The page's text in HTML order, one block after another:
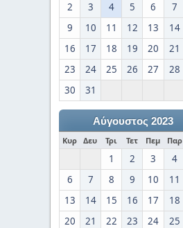
2
3 4 5 6 7
9
10 11 12 13 14
16
17 18 19 20 21
23
24 25 26 27 28
30
31
Αύγουστος 2023
Κυρ Δευ Τρι Τετ Πεμ Παρ
1 2 3 4
6
7 8 9 10 11
13
14 15 16 17 18
20
21 22 23 24 25